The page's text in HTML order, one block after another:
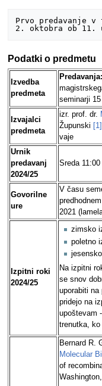
Prvo predavanje
Podatki o predmetu
Izvedba
predmeta
Predavanja:
seminarji 15
Izvajalci
predmeta
izr. prof. dr.
Župunski
[1]
vaje
Urnik
predavanj
2024/25
Sreda
Govorilne
ure
V času
2021
Izpitni roki
2024/25
zimsko
poletno
Na izpitni
se snov
uporabiti na
pridejo na
upoštevam
trenutka,
Bernard R.
Molecular
of